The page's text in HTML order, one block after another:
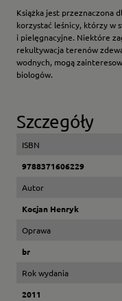
Książka jest przeznaczona
korzystać leśnicy, którzy w
i pielęgnacyjne. Niektóre
rekultywacja terenów
wodnych, mogą
biologów.
Szczegóły
ISBN
9788371606229
Autor
Kocjan Henryk
Oprawa
br
Rok wydania
2011